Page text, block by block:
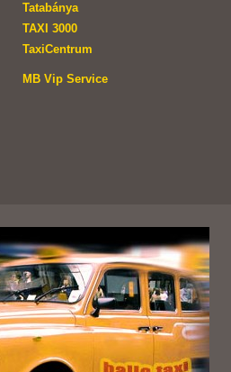
Tatabánya
TAXI 3000
TaxiCentrum
MB Vip Service